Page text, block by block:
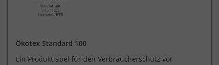
Ökotex Standard 100
Ein Produktlabel für den Verbraucherschutz vor